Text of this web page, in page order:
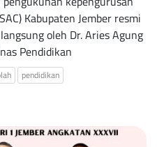
Kabupaten Jember resmi
oleh Dr. Aries Agung
Pendidikan
pendidikan